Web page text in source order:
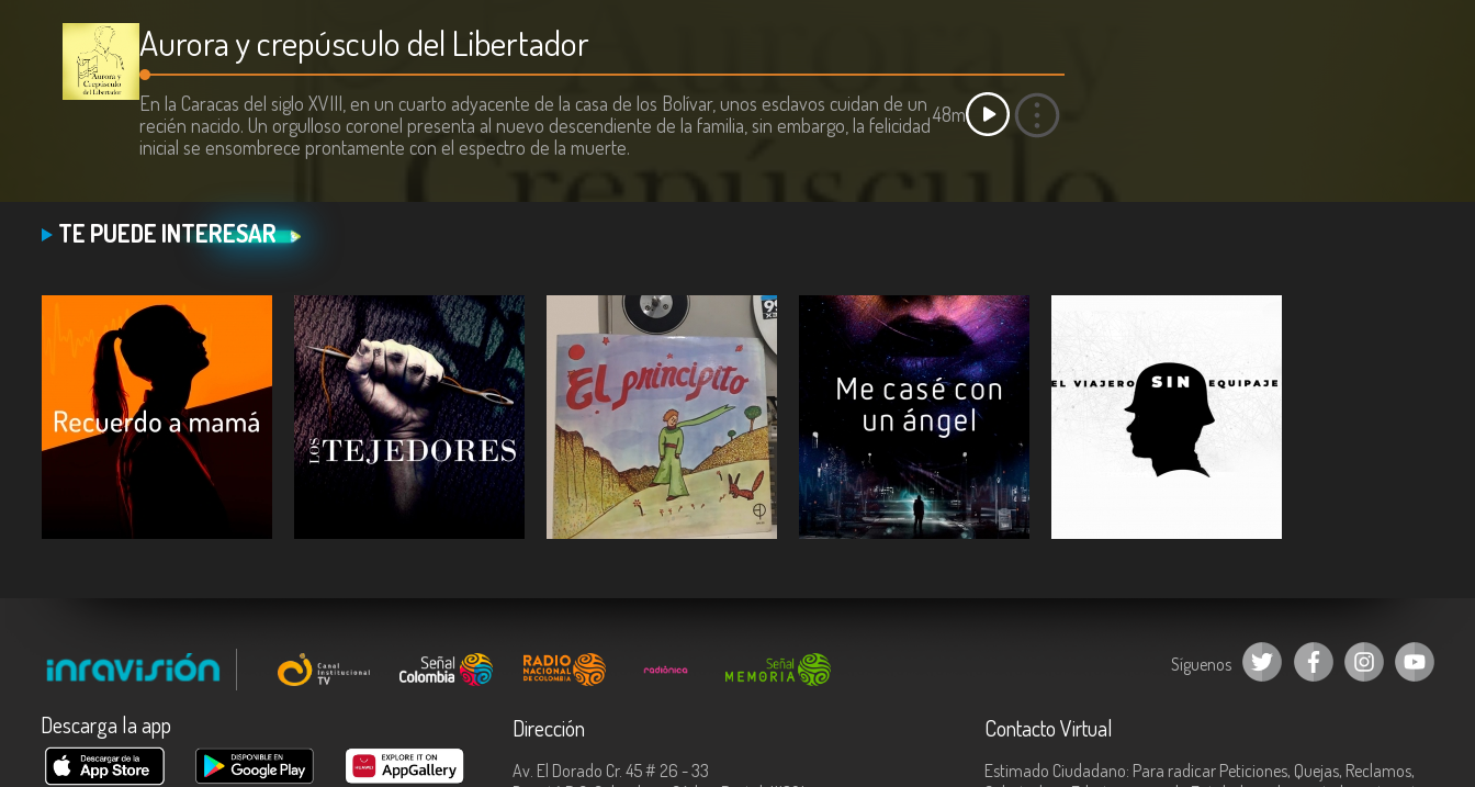
Aurora y crepúsculo del Libertador
En la Caracas del siglo XVIII, en un cuarto adyacente de la casa de los Bolívar, unos esclavos cuidan de un
recién nacido. Un orgulloso coronel presenta al nuevo descendiente de la familia, sin embargo, la felicidad
inicial se ensombrece prontamente con el espectro de la muerte.
48m
TE PUEDE INTERESAR
ESCUCHAR ESCUCHAR ESCUCHAR ESCUCHAR
Síguenos
Descarga la app Dirección
Av. El Dorado Cr. 45 # 26 - 33
Contacto Virtual
Estimado Ciudadano: Para radicar Peticiones, Quejas, Reclamos,